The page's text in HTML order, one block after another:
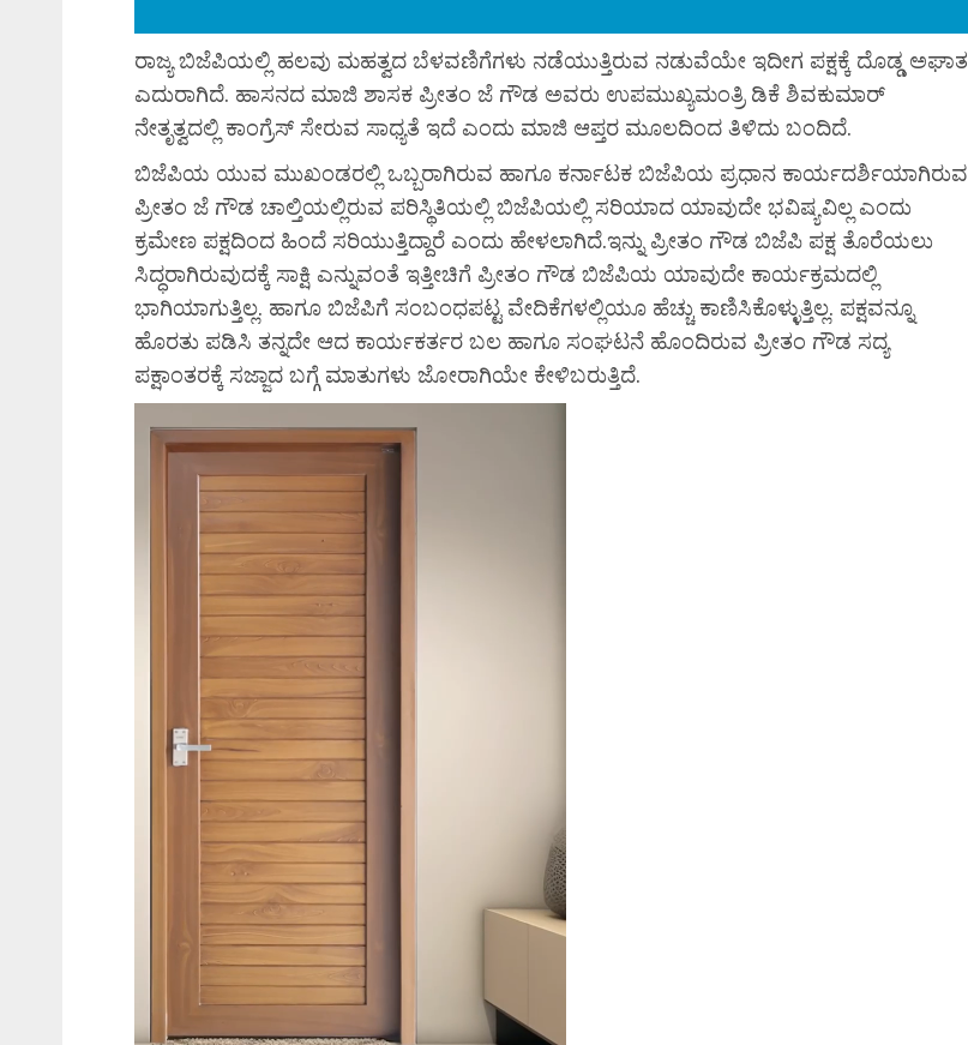
ರಾಜ್ಯ ಬಿಜೆಪಿಯಲ್ಲಿ ಹಲವು ಮಹತ್ವದ ಬೆಳವಣಿಗೆಗಳು ನಡೆಯುತ್ತಿರುವ ನಡುವೆಯೇ ಇದೀಗ ಪಕ್ಷಕ್ಕೆ ದೊಡ್ಡ ಅಘಾತ
ಎದುರಾಗಿದೆ. ಹಾಸನದ ಮಾಜಿ ಶಾಸಕ ಪ್ರೀತಂ ಜೆ ಗೌಡ ಅವರು ಉಪಮುಖ್ಯಮಂತ್ರಿ ಡಿಕೆ ಶಿವಕುಮಾರ್
ನೇತೃತ್ವದಲ್ಲಿ ಕಾಂಗ್ರೆಸ್ ಸೇರುವ ಸಾಧ್ಯತೆ ಇದೆ ಎಂದು ಮಾಜಿ ಆಪ್ತರ ಮೂಲದಿಂದ ತಿಳಿದು ಬಂದಿದೆ.
ಬಿಜೆಪಿಯ ಯುವ ಮುಖಂಡರಲ್ಲಿ ಒಬ್ಬರಾಗಿರುವ ಹಾಗೂ ಕರ್ನಾಟಕ ಬಿಜೆಪಿಯ ಪ್ರಧಾನ ಕಾರ್ಯದರ್ಶಿಯಾಗಿರುವ
ಪ್ರೀತಂ ಜೆ ಗೌಡ ಚಾಲ್ತಿಯಲ್ಲಿರುವ ಪರಿಸ್ಥಿತಿಯಲ್ಲಿ ಬಿಜೆಪಿಯಲ್ಲಿ ಸರಿಯಾದ ಯಾವುದೇ ಭವಿಷ್ಯವಿಲ್ಲ ಎಂದು
ಕ್ರಮೇಣ ಪಕ್ಷದಿಂದ ಹಿಂದೆ ಸರಿಯುತ್ತಿದ್ದಾರೆ ಎಂದು ಹೇಳಲಾಗಿದೆ.ಇನ್ನು ಪ್ರೀತಂ ಗೌಡ ಬಿಜೆಪಿ ಪಕ್ಷ ತೊರೆಯಲು
ಸಿದ್ಧರಾಗಿರುವುದಕ್ಕೆ ಸಾಕ್ಷಿ ಎನ್ನುವಂತೆ ಇತ್ತೀಚಿಗೆ ಪ್ರೀತಂ ಗೌಡ ಬಿಜೆಪಿಯ ಯಾವುದೇ ಕಾರ್ಯಕ್ರಮದಲ್ಲಿ
ಭಾಗಿಯಾಗುತ್ತಿಲ್ಲ. ಹಾಗೂ ಬಿಜೆಪಿಗೆ ಸಂಬಂಧಪಟ್ಟ ವೇದಿಕೆಗಳಲ್ಲಿಯೂ ಹೆಚ್ಚು ಕಾಣಿಸಿಕೊಳ್ಳುತ್ತಿಲ್ಲ. ಪಕ್ಷವನ್ನೂ
ಹೊರತು ಪಡಿಸಿ ತನ್ನದೇ ಆದ ಕಾರ್ಯಕರ್ತರ ಬಲ ಹಾಗೂ ಸಂಘಟನೆ ಹೊಂದಿರುವ ಪ್ರೀತಂ ಗೌಡ ಸದ್ಯ
ಪಕ್ಷಾಂತರಕ್ಕೆ ಸಜ್ಜಾದ ಬಗ್ಗೆ ಮಾತುಗಳು ಜೋರಾಗಿಯೇ ಕೇಳಿಬರುತ್ತಿದೆ.